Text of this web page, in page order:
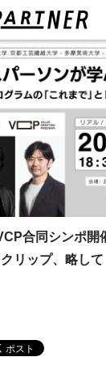
合同シンポ開
リップ、略して